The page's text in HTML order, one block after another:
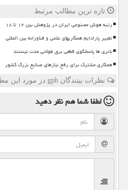
تازه ترین مطالب مرتبط
رتبه هوش مصنوعی ایران در پژوهش بین ۱۲ تا ۱۸
تغییر پارادایم همکاریهای علمی و فناورانه بین المللی
باتری ها پاسخگوی قطعی برق طولانی مدت نیستند
همکاری مشترک برای رفع نیازهای صنایع بزرگ کشور
نظرات بینندگان gph در مورد این مطلب
لطفا شما همنظر دهید